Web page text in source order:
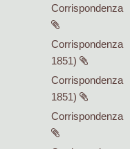
Corrispondenza
Corrispondenza
1851)
Corrispondenza
1851)
Corrispondenza